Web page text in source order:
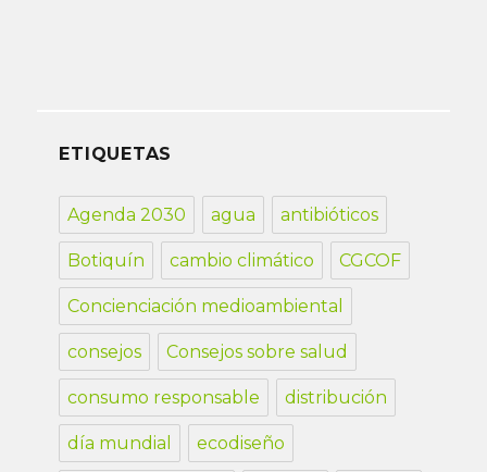
ETIQUETAS
Agenda 2030 agua antibióticos
Botiquín cambio climático CGCOF
Concienciación medioambiental
consejos Consejos sobre salud
consumo responsable distribución
día mundial ecodiseño